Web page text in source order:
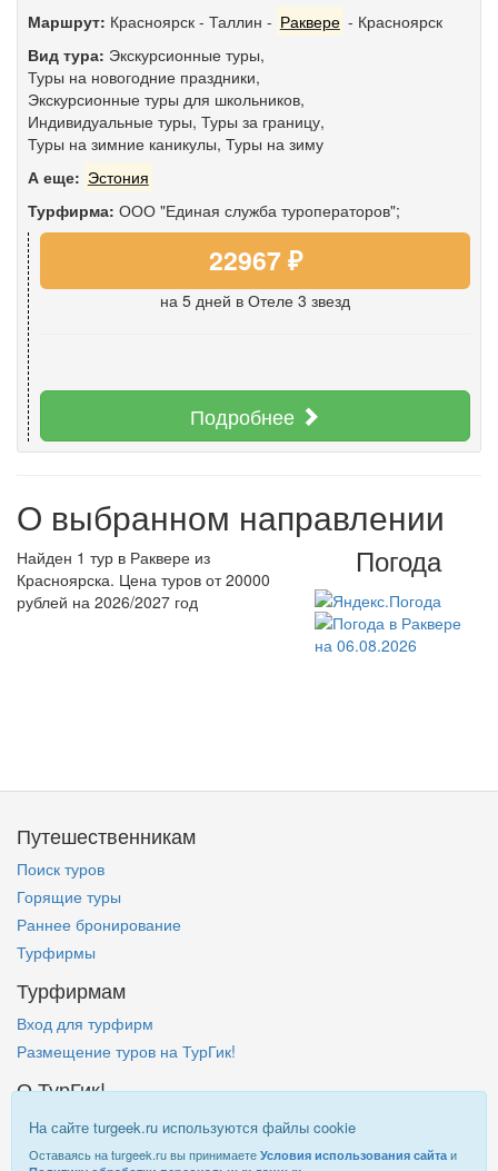
Маршрут: Красноярск - Таллин - Раквере - Красноярск
Вид тура: Экскурсионные туры,
Туры на новогодние праздники,
Экскурсионные туры для школьников,
Индивидуальные туры, Туры за границу,
Туры на зимние каникулы, Туры на зиму
А еще: Эстония
Турфирма: ООО "Единая служба туроператоров";
22967 ₽
на 5 дней в Отеле 3 звезд
Подробнее
О выбранном направлении
Погода
Найден 1 тур в Раквере из
Красноярска. Цена туров от 20000
рублей на 2026/2027 год
На сайте turgeek.ru используются файлы cookie
Оставаясь на turgeek.ru вы принимаете Условия использования сайта и
Путешественникам
Поиск туров
Горящие туры
Раннее бронирование
Турфирмы
Турфирмам
Вход для турфирм
Размещение туров на ТурГик!
О ТурГик!
Кто такой ТурГик?
Правовая информация